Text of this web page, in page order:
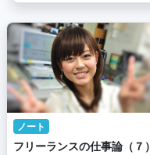
ノート
フリーランスの仕事論（７）